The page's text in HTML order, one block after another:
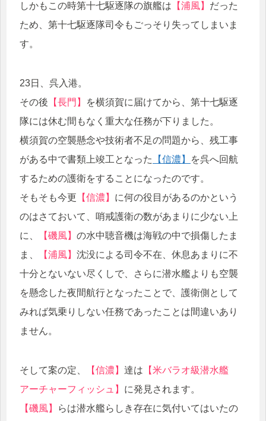
しかもこの時第十七駆逐隊の旗艦は 【浦風】 だった
ため、第十七駆逐隊司令もごっそり失ってしまいま
す。
23日、呉入港。
その後 【長門】
を横須賀に届けてから、第十七駆逐
隊には休む間もなく重大な任務が下りました。
横須賀の空襲懸念や技術者不足の問題から、残工事
がある中で書類上竣工となった
【信濃】
を呉へ回航
するための護衛をすることになったのです。
そもそも今更 【信濃】 に何の役目があるのかという
のはさておいて、哨戒護衛の数があまりに少ない上
に、
【磯風】 の水中聴音機は海戦の中で損傷したま
ま、
【浦風】 沈没による司令不在、休息あまりに不
十分とないない尽くしで、さらに潜水艦よりも空襲
を懸念した夜間航行となったことで、護衛側として
みれば気乗りしない任務であったことは間違いあり
ません。
そして案の定、 【信濃】 達は 【米バラオ級潜水艦
アーチャーフィッシュ】 に発見されます。
【磯風】
らは潜水艦らしき存在に気付いてはいたの